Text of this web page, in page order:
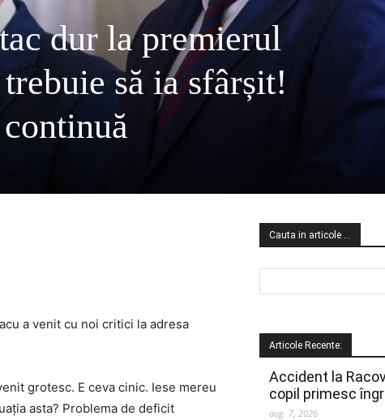
dur la premierul
să ia sfârșit!
a venit cu noi critici la adresa
grotesc. E ceva cinic. Iese mereu
asta? Problema de deficit
Cauta in articole …
Articole Recente:
Accident la
copil primesc
aug. 7, 2026